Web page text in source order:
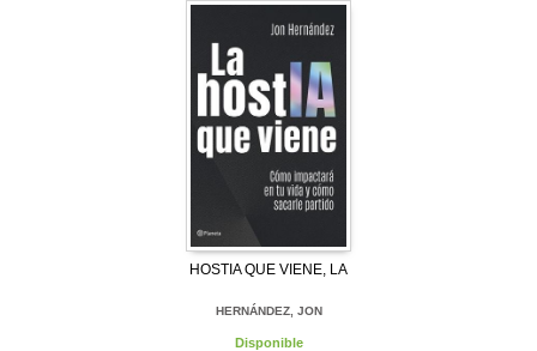
HOSTIA QUE VIENE, LA
HERNÁNDEZ, JON
Disponible